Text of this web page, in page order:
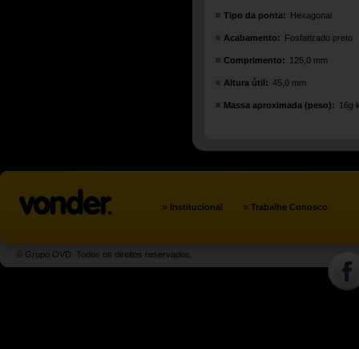
Tipo da ponta: Hexagonal
Acabamento: Fosfatizado preto
Comprimento: 125,0 mm
Altura útil: 45,0 mm
Massa aproximada (peso): 16g
» Institucional » Trabalhe Conosco
© Grupo OVD. Todos os direitos reservados.